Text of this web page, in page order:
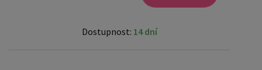
Dostupnost: 14 dní